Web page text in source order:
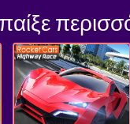
παίξε